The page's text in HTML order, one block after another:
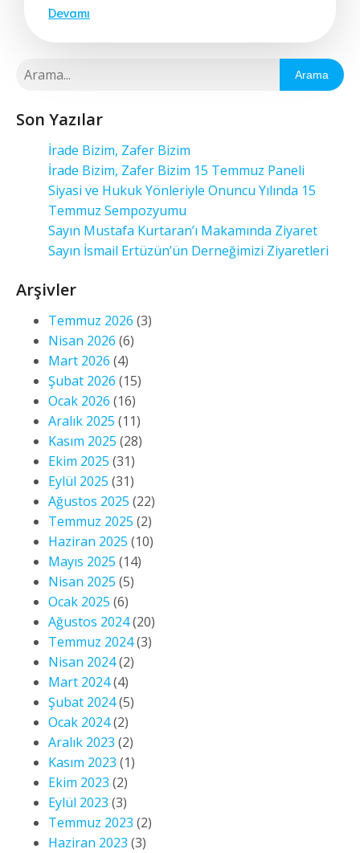
Devamı
Arama
Son Yazılar
İrade Bizim, Zafer Bizim
İrade Bizim, Zafer Bizim 15 Temmuz Paneli
Siyasi ve Hukuk Yönleriyle Onuncu Yılında 15
Temmuz Sempozyumu
Sayın Mustafa Kurtaran’ı Makamında Ziyaret
Sayın İsmail Ertüzün’ün Derneğimizi Ziyaretleri
Arşivler
Temmuz 2026 (3)
Nisan 2026 (6)
Mart 2026 (4)
Şubat 2026 (15)
Ocak 2026 (16)
Aralık 2025 (11)
Kasım 2025 (28)
Ekim 2025 (31)
Eylül 2025 (31)
Ağustos 2025 (22)
Temmuz 2025 (2)
Haziran 2025 (10)
Mayıs 2025 (14)
Nisan 2025 (5)
Ocak 2025 (6)
Ağustos 2024(20)
Temmuz 2024(3)
Nisan 2024(2)
Mart 2024(4)
Şubat 2024(5)
Ocak 2024(2)
Aralık 2023 (2)
Kasım 2023 (1)
Ekim 2023 (2)
Eylül 2023 (3)
Temmuz 2023 (2)
Haziran 2023 (3)